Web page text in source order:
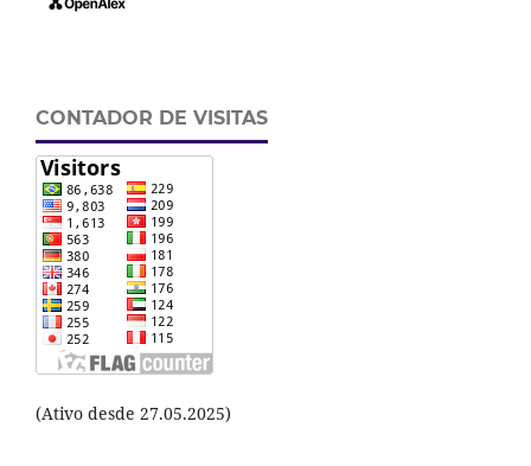
CONTADOR DE VISITAS
(Ativo desde 27.05.2025)